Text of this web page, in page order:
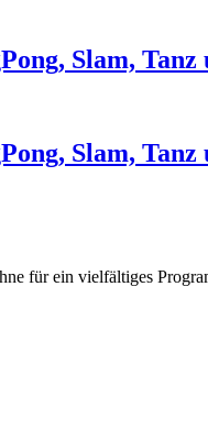
Slam,
Slam,
für ein vielfältiges